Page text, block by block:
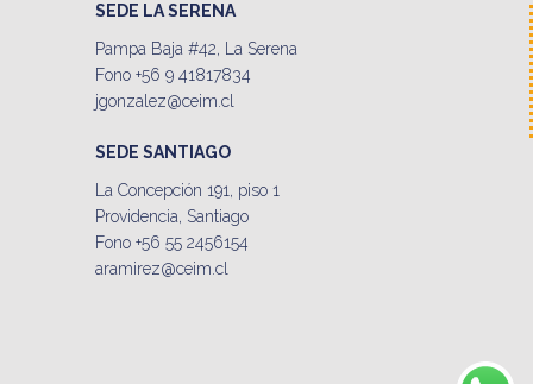
SEDE LA SERENA
Pampa Baja #42, La Serena
Fono +56 9 41817834
jgonzalez@ceim.cl
SEDE SANTIAGO
La Concepción 191, piso 1
Providencia, Santiago
Fono +56 55 2456154
aramirez@ceim.cl